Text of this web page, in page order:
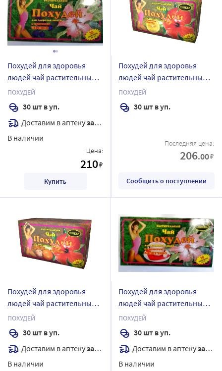
Похудей для здоровья
людей чай растительный/
черника 2 гр 30 шт.
фильтр-пакеты
ПОХУДЕЙ
30 шт в уп.
Доставим в аптекузавтра
В наличии
Цена:
210₽
Купить
Похудей для здоровья
людей чай растительный/
лимон 2 гр 30 шт. фильтр-
пакеты
ПОХУДЕЙ
30 шт в уп.
Последняя цена:
206.00₽
Сообщить о поступлении
Похудей для здоровья
людей чай растительный/
мандарин-апельсин 2 гр 30
шт. фильтр-пакеты
ПОХУДЕЙ
30 шт в уп.
Доставим в аптекузавтра
В наличии
Похудей для здоровья
людей чай растительный/
каппучино 2 гр 30 шт.
фильтр-пакеты
ПОХУДЕЙ
30 шт в уп.
Доставим в аптекузавтра
В наличии